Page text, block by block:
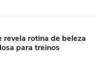
revela rotina de beleza
para treinos